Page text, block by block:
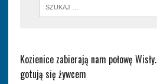
Kozienice zabierają nam połowę
gotują się żywcem